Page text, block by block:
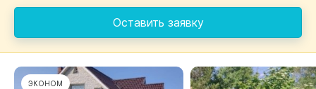
Оставить заявку
ЭКОНОМ